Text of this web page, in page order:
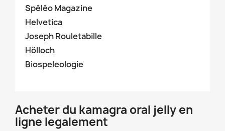
Spéléo Magazine
Helvetica
Joseph Rouletabille
Hölloch
Biospeleologie
Acheter du kamagra oral jelly en
ligne legalement